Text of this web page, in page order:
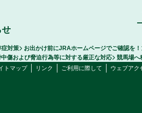
せ
対策 お出かけ前にJRAホームページでご確認を！
傷および脅迫行為等に対する厳正な対応
競馬場へ
トマップ リンク ご利用に際して ウェブアク